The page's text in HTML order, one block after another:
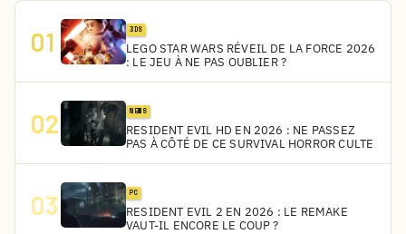
01 3DS
LEGO STAR WARS RÉVEIL DE LA FORCE 2026
: LE JEU À NE PAS OUBLIER ?
02 NEWS
RESIDENT EVIL HD EN 2026 : NE PASSEZ
PAS À CÔTÉ DE CE SURVIVAL HORROR CULTE
03 PC
RESIDENT EVIL 2 EN 2026 : LE REMAKE
VAUT-IL ENCORE LE COUP ?